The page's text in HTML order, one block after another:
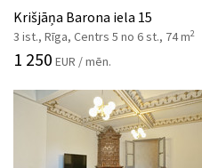
Krišjāņa Barona iela 15
3 ist., Rīga, Centrs 5 no 6 st., 74 m2
1 250 EUR / mēn.